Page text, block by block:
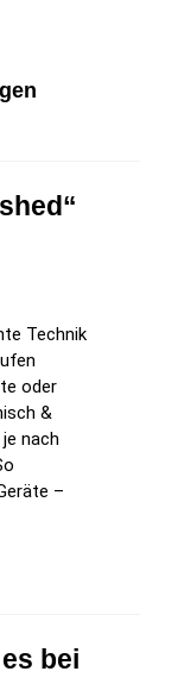
Technik
oder
&
nach
–
bei